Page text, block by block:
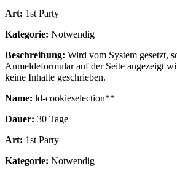
Art: 1st Party
Kategorie: Notwendig
Beschreibung: Wird vom System gesetzt,
Anmeldeformular auf der Seite angezeigt
keine Inhalte geschrieben.
Name: ld-cookieselection**
Dauer: 30 Tage
Art: 1st Party
Kategorie: Notwendig